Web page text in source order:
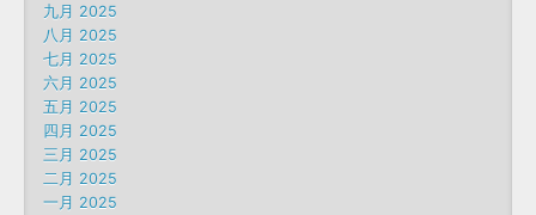
九月 2025
八月 2025
七月 2025
六月 2025
五月 2025
四月 2025
三月 2025
二月 2025
一月 2025